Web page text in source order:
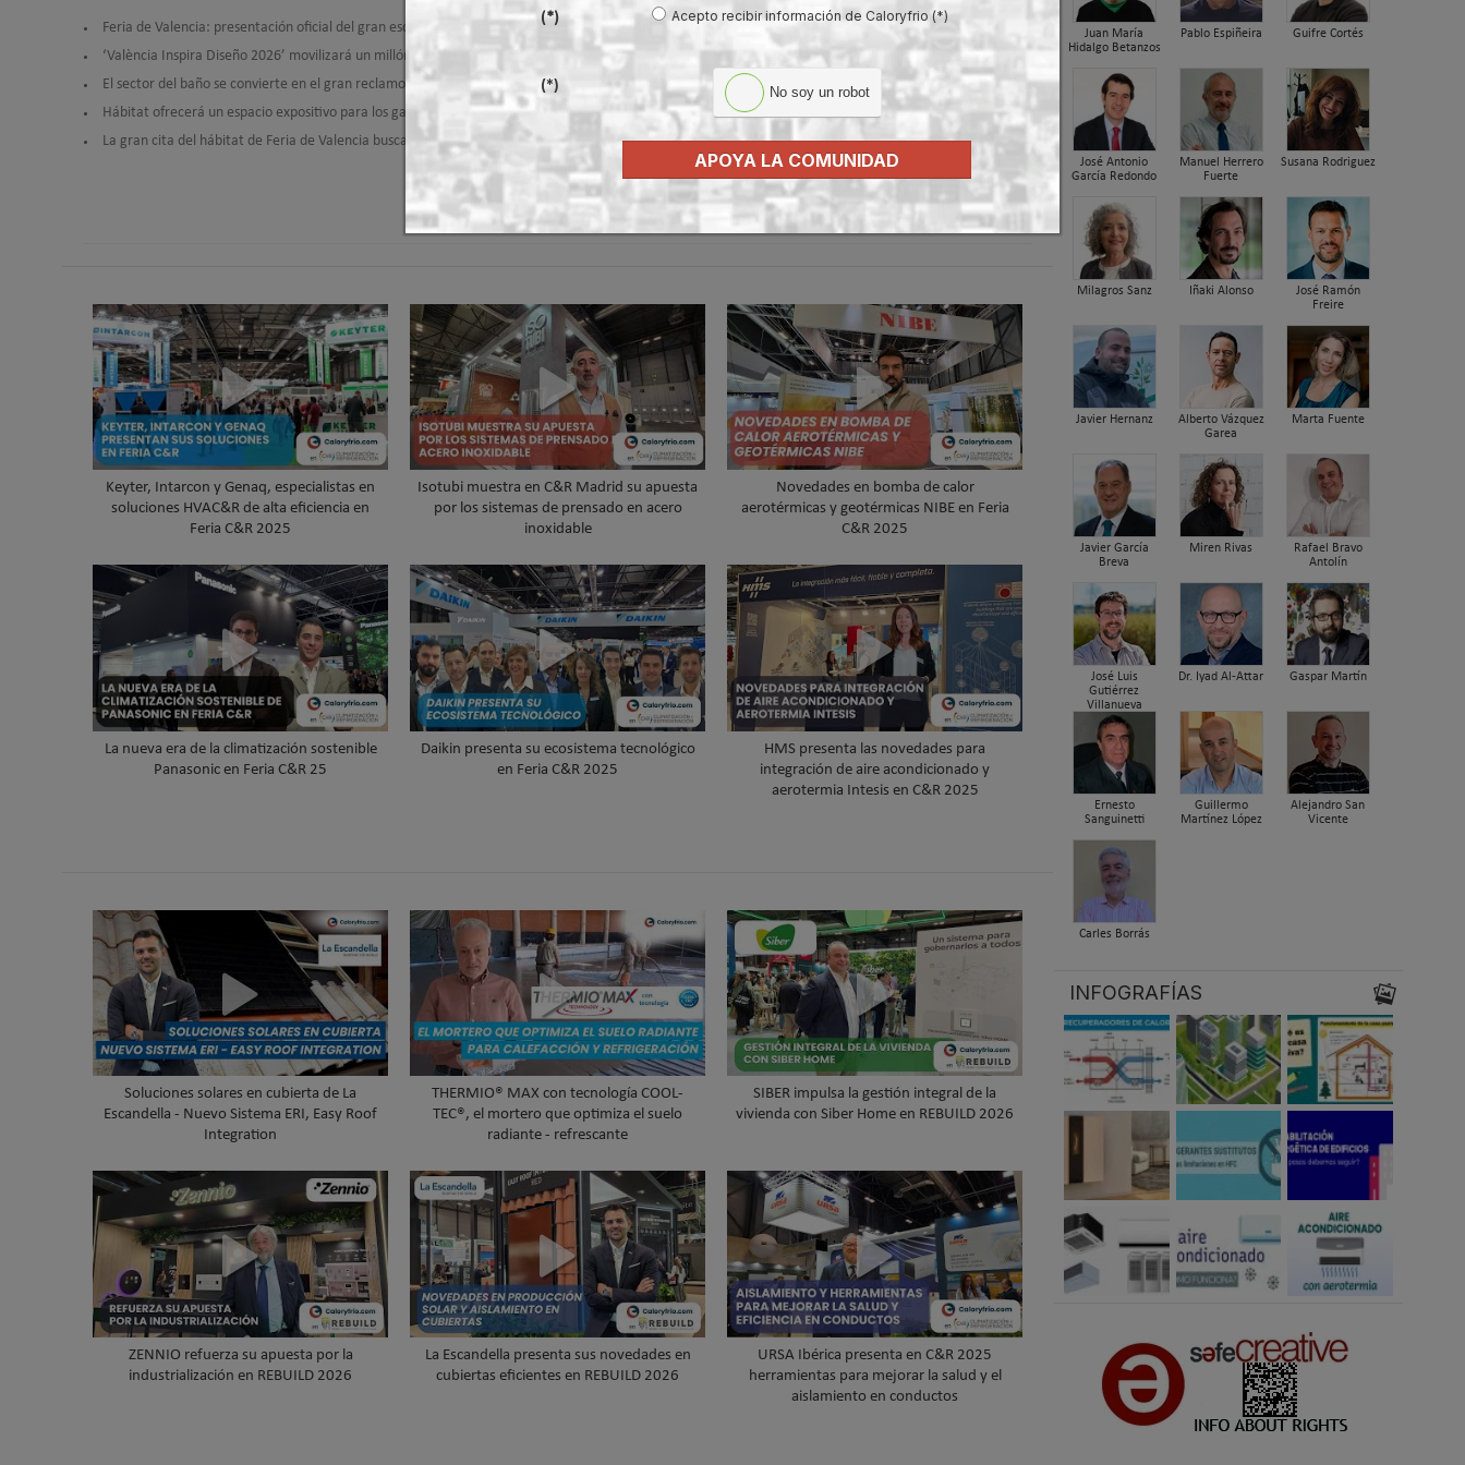
Feria de Valencia: presentación oficial del gran escaparate internacional del hábitat
‘València Inspira Diseño 2026’ movilizará un millón de euros para atraer compradores de mercados estratégicos
El sector del baño se convierte en el gran reclamo del estreno de 360 by Cevisama
Hábitat ofrecerá un espacio expositivo para los galardonados con los Premios Nacionales de Innovación y Diseño
La gran cita del hábitat de Feria de Valencia busca catapultarse como la segunda convocatoria europea del sector
volver arriba
Keyter, Intarcon y Genaq, especialistas en
soluciones HVAC&R de alta eficiencia en
Feria C&R 2025
Isotubi muestra en C&R Madrid su apuesta
por los sistemas de prensado en acero
inoxidable
Novedades en bomba de calor
aerotérmicas y geotérmicas NIBE en Feria
C&R 2025
La nueva era de la climatización sostenible
Panasonic en Feria C&R 25
Daikin presenta su ecosistema tecnológico
en Feria C&R 2025
HMS presenta las novedades para
integración de aire acondicionado y
aerotermia Intesis en C&R 2025
Soluciones solares en cubierta de La
Escandella - Nuevo Sistema ERI, Easy Roof
Integration
THERMIO® MAX con tecnología COOL-
TEC®, el mortero que optimiza el suelo
radiante - refrescante
SIBER impulsa la gestión integral de la
vivienda con Siber Home en REBUILD 2026
ZENNIO refuerza su apuesta por la
industrialización en REBUILD 2026
La Escandella presenta sus novedades en
cubiertas eficientes en REBUILD 2026
URSA Ibérica presenta en C&R 2025
herramientas para mejorar la salud y el
aislamiento en conductos
Juan María
Hidalgo Betanzos
Pablo Espiñeira Guifre Cortés
José Antonio
García Redondo
Manuel Herrero
Fuerte
Susana Rodriguez
Milagros Sanz Iñaki Alonso
José Ramón
Freire
Javier Hernanz
Alberto Vázquez
Garea
Marta Fuente
Javier García
Breva
Miren Rivas
Rafael Bravo
Antolín
José Luis
Gutiérrez
Villanueva
Dr. Iyad Al-Attar Gaspar Martín
Ernesto
Sanguinetti
Guillermo
Martínez López
Alejandro San
Vicente
Carles Borrás
INFOGRAFÍAS
(*) Acepto recibir información de Caloryfrio (*)
(*) No soy un robot
APOYA LA COMUNIDAD